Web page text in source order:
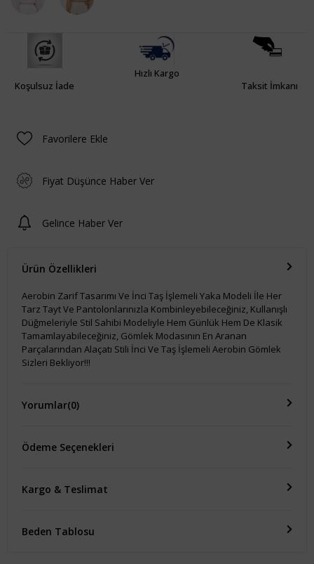
Koşulsuz İade
Hızlı Kargo
Taksit İmkanı
Favorilere Ekle
Fiyat Düşünce Haber Ver
Gelince Haber Ver
Ürün Özellikleri
Aerobin Zarif Tasarımı Ve İnci Taş İşlemeli Yaka Modeli İle Her
Tarz Tayt Ve Pantolonlarınızla Kombinleyebileceğiniz, Kullanışlı
Düğmeleriyle Stil Sahibi Modeliyle Hem Günlük Hem De Klasik
Tamamlayabileceğiniz, Gömlek Modasının En Aranan
Parçalarından Alaçatı Stili İnci Ve Taş İşlemeli Aerobin Gömlek
Sizleri Bekliyor!!!
Yorumlar(0)
Ödeme Seçenekleri
Kargo & Teslimat
Beden Tablosu